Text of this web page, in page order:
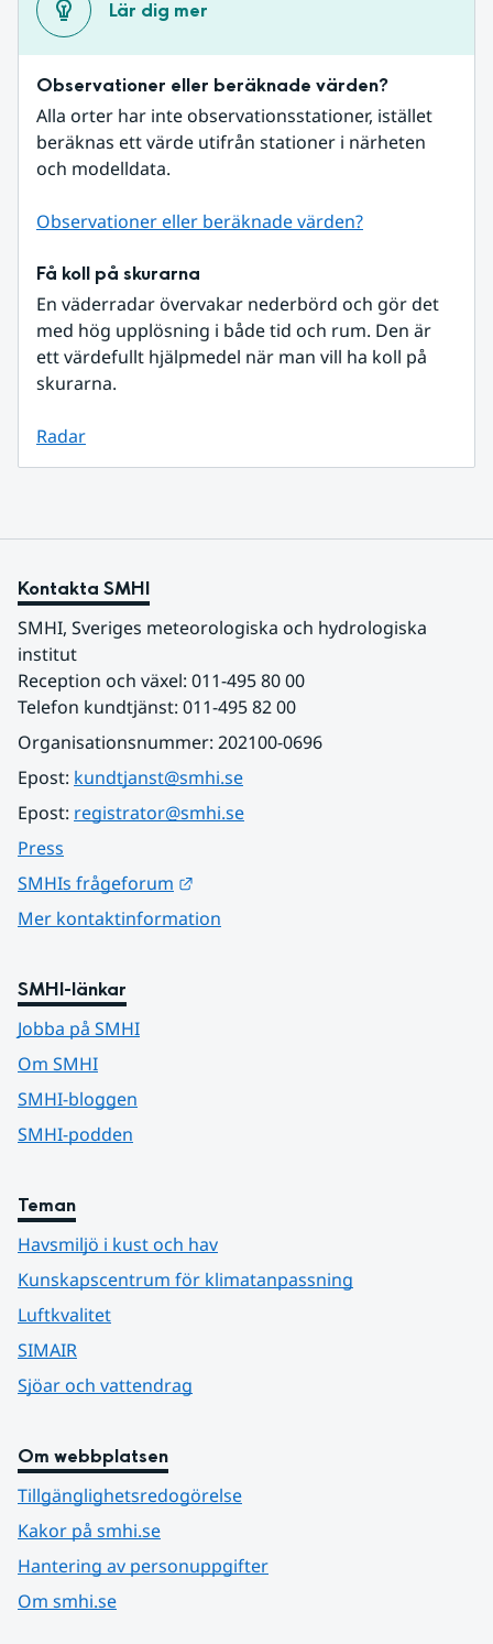
Lär dig mer
Observationer eller beräknade värden?
Alla orter har inte observationsstationer, istället
beräknas ett värde utifrån stationer i närheten
och modelldata.
Observationer eller beräknade värden?
Få koll på skurarna
En väderradar övervakar nederbörd och gör det
med hög upplösning i både tid och rum. Den är
ett värdefullt hjälpmedel när man vill ha koll på
skurarna.
Radar
Kontakta SMHI
SMHI, Sveriges meteorologiska och hydrologiska
institut
Reception och växel: 011-495 80 00
Telefon kundtjänst: 011-495 82 00
Organisationsnummer: 202100-0696
Epost: kundtjanst@smhi.se
Epost: registrator@smhi.se
Press
SMHIs frågeforum
Mer kontaktinformation
SMHI-länkar
Jobba på SMHI
Om SMHI
SMHI-bloggen
SMHI-podden
Teman
Havsmiljö i kust och hav
Kunskapscentrum för klimatanpassning
Luftkvalitet
SIMAIR
Sjöar och vattendrag
Om webbplatsen
Tillgänglighetsredogörelse
Kakor på smhi.se
Hantering av personuppgifter
Om smhi.se